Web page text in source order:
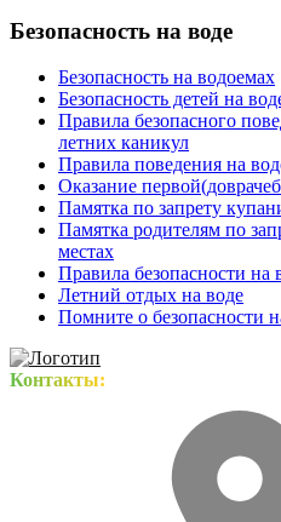
Безопасность на воде
Безопасность на водоемах
Безопасность детей на
Правила безопасного
летних каникул
Правила поведения на
Оказание
Памятка по запрету
Памятка родителям по
местах
Правила безопасности на
Летний отдых на воде
Помните о безопасности
Контакты: